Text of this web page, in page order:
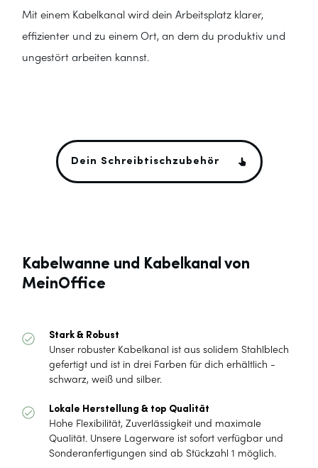
Mit einem Kabelkanal wird dein Arbeitsplatz klarer,
effizienter und zu einem Ort, an dem du produktiv und
ungestört arbeiten kannst.
Dein Schreibtischzubehör
Kabelwanne und Kabelkanal von
MeinOffice
Stark & Robust
Unser robuster Kabelkanal ist aus solidem Stahlblech
gefertigt und ist in drei Farben für dich erhältlich -
schwarz, weiß und silber.
Lokale Herstellung & top Qualität
Hohe Flexibilität, Zuverlässigkeit und maximale
Qualität. Unsere Lagerware ist sofort verfügbar und
Sonderanfertigungen sind ab Stückzahl 1 möglich.